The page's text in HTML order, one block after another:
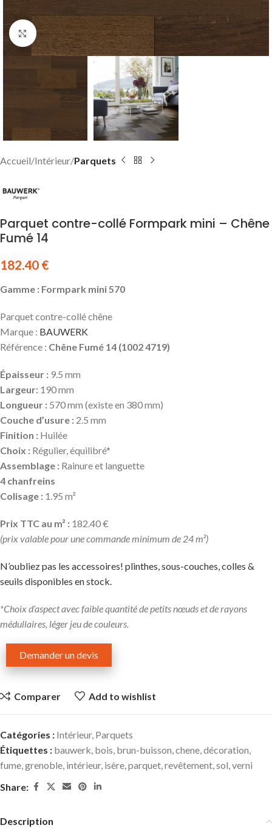
Click to enlarge
Accueil Intérieur Parquets
Parquet contre-collé Formpark mini – Chêne
Fumé 14
182.40 €
Gamme : Formpark mini 570
Parquet contre-collé chêne
Marque : BAUWERK
Référence : Chêne Fumé 14 (1002 4719)
Épaisseur : 9.5 mm
Largeur: 190 mm
Longueur : 570 mm (existe en 380 mm)
Couche d’usure : 2.5 mm
Finition : Huilée
Choix : Régulier, équilibré*
Assemblage : Rainure et languette
4 chanfreins
Colisage : 1.95 m²
Prix TTC au m² : 182.40 €
(prix valable pour une commande minimum de 24 m²)
N’oubliez pas les accessoires! plinthes, sous-couches, colles &
seuils disponibles en stock.
*Choix d’aspect avec faible quantité de petits nœuds et de rayons
médullaires, léger jeu de couleurs.
Demander un devis
Comparer Add to wishlist
Catégories : Intérieur, Parquets
Étiquettes : bauwerk, bois, brun-buisson,chene,décoration,
fume,grenoble, intérieur, isère,parquet,revêtement,sol,verni
Share:
Description